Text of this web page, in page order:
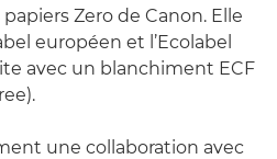
Zero de Canon. Elle
européen et l’Ecolabel
avec un blanchiment ECF
une collaboration avec